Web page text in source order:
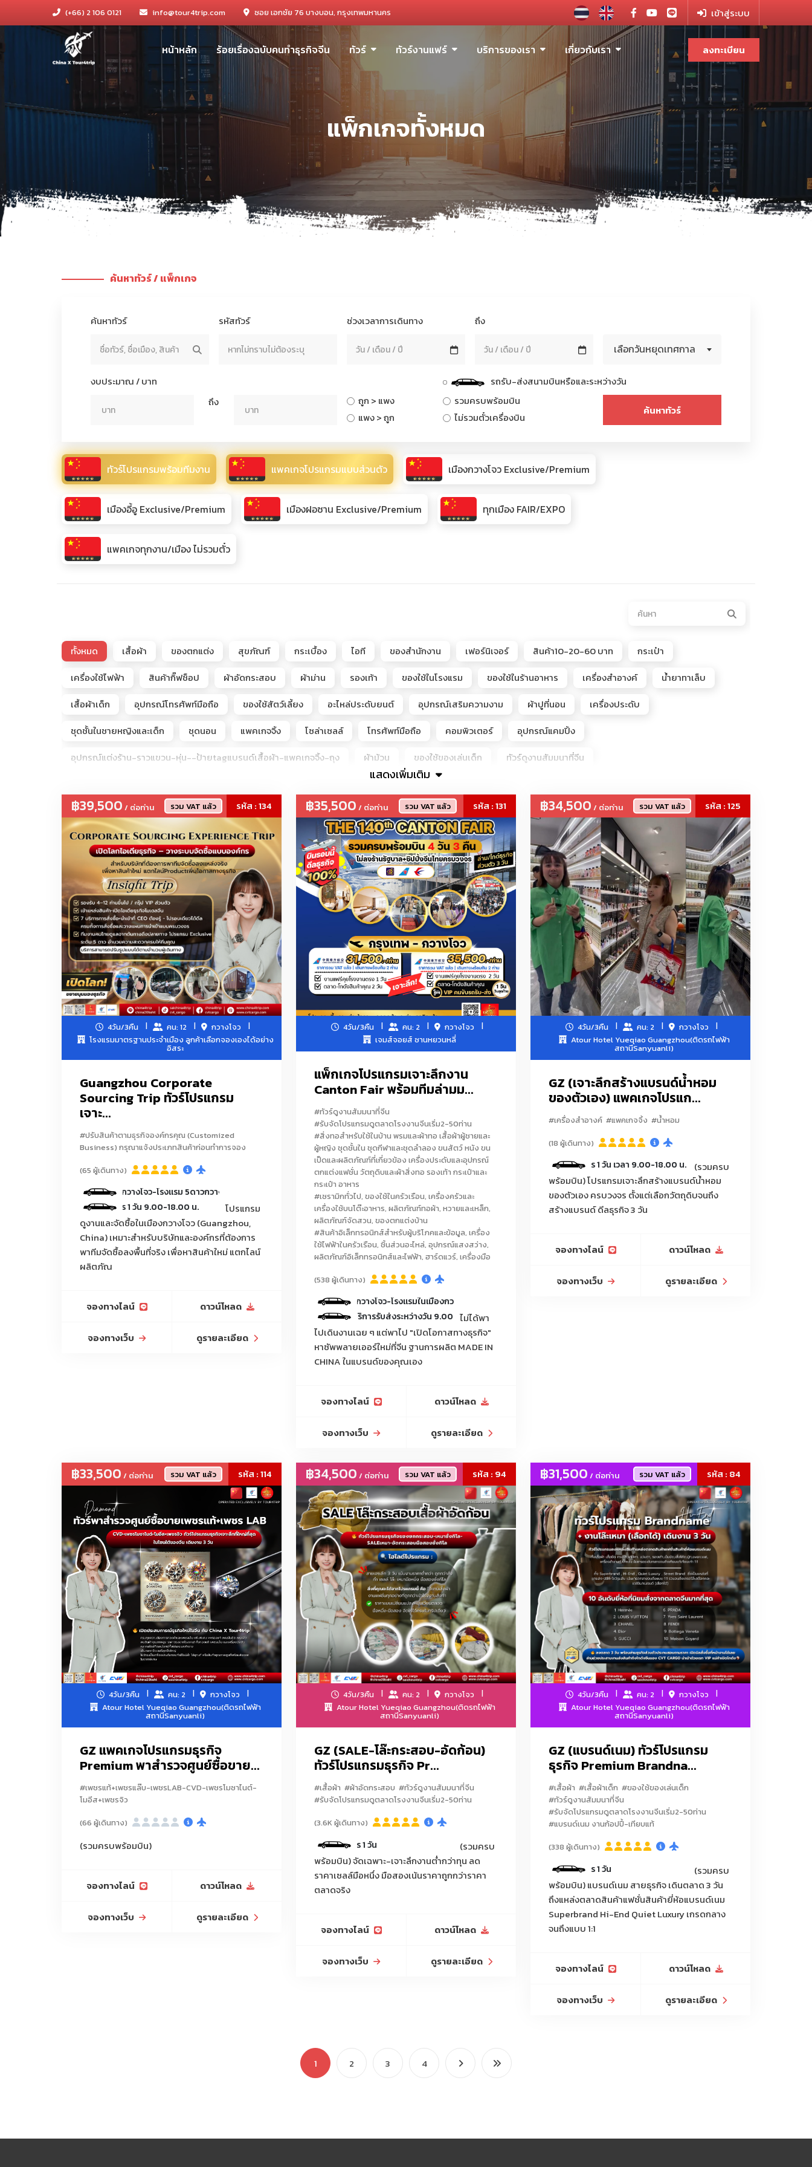
(+66) 2 106 0121 info@tour4trip.com ซอย เอกชัย 76 บางบอน, กรุงเทพมหานคร เข้าสู่ระบบ
หน้าหลัก ร้อยเรื่องฉบับคนทำธุรกิจจีน ทัวร์ ทัวร์งานแฟร์ บริการของเรา เกี่ยวกับเรา ลงทะเบียน
แพ็กเกจทั้งหมด
ค้นหาทัวร์ / แพ็กเกจ
ค้นหาทัวร์ รหัสทัวร์ ช่วงเวลาการเดินทาง ถึง
เลือกวันหยุดเทศกาล
งบประมาณ / บาท
ถึง
ถูก > แพง
แพง > ถูก
รถรับ-ส่งสนามบินหรือและระหว่างวัน
รวมครบพร้อมบิน
ไม่รวมตั๋วเครื่องบิน
ทัวร์โปรแกรมพร้อมทีมงาน แพคเกจโปรแกรมแบบส่วนตัว เมืองกวางโจว Exclusive/Premium
เมืองอี้อู Exclusive/Premium เมืองฝอซาน Exclusive/Premium ทุกเมือง FAIR/EXPO
แพคเกจทุกงาน/เมือง ไม่รวมตั๋ว
ทั้งหมด เสื้อผ้า ของตกแต่ง สุขภัณฑ์ กระเบื้อง ไอที ของสำนักงาน เฟอร์นิเจอร์ สินค้า10-20-60 บาท
กระเป๋า
เครื่องใช้ไฟฟ้า
สินค้ากิ๊ฟช็อป ผ้าอัดกระสอบ ผ้าม่าน รองเท้า ของใช้ในโรงแรม ของใช้ในร้านอาหาร เครื่องสำอางค์
น้ำยาทาเล็บ
เสื้อผ้าเด็ก
อุปกรณ์โทรศัพท์มือถือ ของใช้สัตว์เลี้ยง อะไหล่ประดับยนต์ อุปกรณ์เสริมความงาม ผ้าปูที่นอน
เครื่องประดับ
ชุดชั้นในชายหญิงและเด็ก
ชุดนอน แพคเกจจิ้ง โซล่าเซลล์ โทรศัพท์มือถือ คอมพิวเตอร์
อุปกรณ์แคมปิ้ง
อุปกรณ์แต่งร้าน-ราวแขวน-หุ่น--ป้ายtagแบรนด์เสื้อผ้า-แพคเกจจิ้ง-ถุง
ผ้าม้วน ของใช้ของเล่นเด็ก
ทัวร์ดูงานสัมมนาที่จีน
โกดังลับARTTOY (ขายถูกกว่าช้อป)
เพชรแท้+เพชรแล๊บ-เพชรLAB-CVD-เพชรโมซาไนต์-โมอีส+เพชรจิว
สิ่งทอสำหรับใช้ในบ้าน พรมและผ้าทอ เสื้อผ้าผู้ชายและผู้หญิง ชุดชั้นใน ชุดกีฬาและชุดลำลอง ขนสัตว์ หนัง ขนเป็ดและผลิตภัณฑ์ที่เกี่ยวข้อง เครื่องประดับและอุปกรณ์ตกแต่งแฟชั่น
วัตถุดิบและผ้าสิ่งทอ รองเท้า กระเป๋าและกระเป๋า อาหาร
ผลิตภัณฑ์กีฬา การเดินทางและสันทนาการ ยา ผลิตภัณฑ์เพื่อสุขภาพและอุปกรณ์การแพทย์ ผลิตภัณฑ์และอาหารสำหรับสัตว์เลี้ยง เครื่องใช้ในห้องน้ำ ผลิตภัณฑ์ดูแลส่วนบุคคล เครื่องใช้
สำนักงาน ของเล่น เสื้อผ้าเด็ก ผลิตภัณฑ์สำหรับเด็ก ทารกและคุณแม่
เซรามิกทั่วไป, ของใช้ในครัวเรือน, เครื่องครัวและเครื่องใช้บนโต๊ะอาหาร, ผลิตภัณฑ์ทอผ้า, หวายและเหล็ก, ผลิตภัณฑ์จัดสวน, ของตกแต่งบ้าน
สินค้าเทศกาล, ของขวัญและของสมนาคุณ, เครื่องแก้วศิลปะ, เซรามิกศิลปะ, นาฬิกา, นาฬิกาข้อมือและเครื่องมือออปติก, วัสดุก่อสร้างและตกแต่ง, อุปกรณ์สุขภัณฑ์และห้องน้ำ,
เฟอร์นิเจอร์
สินค้าอิเล็กทรอนิกส์สำหรับผู้บริโภคและข้อมูล, เครื่องใช้ไฟฟ้าในครัวเรือน, ชิ้นส่วนอะไหล่, อุปกรณ์แสงสว่าง, ผลิตภัณฑ์อิเล็กทรอนิกส์และไฟฟ้า, ฮาร์ดแวร์, เครื่องมือ
เสื้อผ้าK-Fashion โอปป้า
เครื่องครัวพลาสติก ของตกแต่งบ้าน
เครื่องสำอาง-สกินแคร์
เครื่องมือช่าง OEM Hardware / ไขควง/คีมตัด/คีมล็อค/คีมปากจิ้งจก/ประแจ/ชุดบล็อก/ค้อน/เลื่อยมือ/คัตเตอร์/ตลับเมตร/ระดับน้ำ/กรรไกรตัดเหล็ก/ชุดดอกสว่าน/กาวร้อน/กาวอีพ็
อกซี่ และอื่นๆในหมวด
ทรายแมว/กระเป๋าเดินทาง/แพคเกจจิ้งDelivery Food/สกินแคร์-เครื่องสำอาง/ขนตาปลอม/เครื่องมือช่าง/อะไหล่ตกแต่งเสื้อผ้า-กระเป๋า-รองเท้าและของตกแต่งทุกชนิด/ไหมพรม/ร่ม
ทุกประเภท/ถุงเท้า/รองเท้า
แหล่งกระเป๋าราคาถูกตามเวบไซส์จีน Taobao 1688 Alibaba Pinduoduo
เมืองโรงงานรองเท้า ชุดนอน-ชุดชั้นใน แพคเกจจิ้งครบวงจร
น้ำหอม
ของใช้สัตว์เลี้ยง/ชามอาหารสัตว์/ขวดน้ำสัตว์เลี้ยง/กรงสัตว์เล็ก/สายจูงสุนัข/ปลอกคอสัตว์เลี้ยง/ที่นอนสัตว์เลี้ยง/ของเล่นสัตว์เลี้ยง/แปรงขนสัตว์/กระบะทรายแมว/ที่ลับเล็บแมว/ถุง
เก็บมูลสัตว์เลี้ยง/กระเป๋าใส่สัตว์เลี้ยง/เสื้อผ้าสัตว์เลี้ยง/อาหารเม็ดสัตว์เลี้ยง/ข
เครื่องเขียน/ปากกาลูกลื่นแฟนซี/สมุดโน้ตแฟนซี/สติ๊กเกอร์/เทปกาวลายการ์ตูน/แฟ้ม/คลิปหนีบกระดาษ/ดินสอไม้/ดินสอกด/ไฮไลท์/ยางลบ/กบเหลาดินสอ/กล่องดินสอ/กระเป๋าใส่
เครื่องเขียน/สมุดวาดภาพ/สเก็ตช์บุ๊ก/ชุดเครื่องเขียนเป็นเซ็ต
เครื่องมือของใช้การเกษตร/บัวรดน้ำ/สายยาง/ข้อต่อสายยาง/บัวสเปรย์/ถังพ่นยา/กรรไกรตัดกิ่ง/เลื่อยตัดกิ่ง/ถุงมือทำสวน/ตาข่ายกันแมลง/เชือกฟาง/พลาสติกคลุมดิน/กระถาง
พลาสติก/กระถางดินเผา/เครื่องพรวนดินมือ/เสียม/จอบ/บัวรดน้ำต้นไม้แบบกด/ขวดพ่นละอองน้ำ/กระติกน้ำเกษตร
ปรับสินค้าตามธุรกิจองค์กรคุณ (Customized Business) กรุณาแจ้งประเภทสินค้าก่อนทำการจอง
เฟอร์นิเจอร์จีน, เฟอร์นิเจอร์หรู, เฟอร์นิเจอร์โครงการ, เฟอร์นิเจอร์ตกแต่งบ้าน, เฟอร์นิเจอร์โรงแรม, เฟอร์นิเจอร์รีสอร์ท, เฟอร์นิเจอร์ออฟฟิศ, เฟอร์นิเจอร์ร้านกาแฟ, โซฟา, โต๊ะกินข้าว,
โต๊ะกลาง, เก้าอี้, เตียงนอน, ตู้เสื้อผ้า, เฟอร์นิเจอร์บิวท์อิน, เคาน์เตอร์
โคมไฟจีน, โคมไฟหรู, โคมไฟแชนเดอเรีย, โคมไฟตกแต่งบ้าน, โคมไฟโรงแรม, โคมไฟรีสอร์ท, โคมไฟเพดาน, โคมไฟติดผนัง, โคมไฟตั้งพื้น, โคมไฟตั้งโต๊ะ, โคมไฟระย้า, โคมไฟโมเดิร์น,
โคมไฟวินเทจ, โคมไฟคริสตัล, โคมไฟLED, ดาวน์ไลท์, โคมไฟโครงการ, ไฟสนาม, ไฟตกแต่งภายนอก, โคมไฟ
แสดงเพิ่มเติม
฿39,500 / ต่อท่าน รวม VAT แล้ว รหัส : 134
4วัน/3คืน คน: 12
กวางโจว
โรงแรมมาตรฐานประจำเมือง ลูกค้าเลือกจองเองได้อย่าง
อิสระ
Guangzhou Corporate
Sourcing Trip ทัวร์โปรแกรม
เจาะ...
#ปรับสินค้าตามธุรกิจองค์กรคุณ (Customized
Business) กรุณาแจ้งประเภทสินค้าก่อนทำการจอง
(65 ผู้เดินทาง)
รถ ระหว่างสนามบินกวางโจว-โรงแรม 5ดาวกวางโจวรวม 2 เที่ยว และ รถรับส่งระหว่างวันตามโปรแกรมที่กำหนด
คนขับรถรับ-ส่งบริการ 1 วัน 9.00-18.00 น.
โปรแกรม
ดูงานและจัดซื้อในเมืองกวางโจว (Guangzhou,
China) เหมาะสำหรับบริษัทและองค์กรที่ต้องการ
พาทีมจัดซื้อลงพื้นที่จริง เพื่อหาสินค้าใหม่ แตกไลน์
ผลิตภัณ
จองทางไลน์ ดาวน์โหลด
จองทางเว็บ ดูรายละเอียด
฿35,500 / ต่อท่าน รวม VAT แล้ว รหัส : 131
4วัน/3คืน คน: 2
กวางโจว
เจมส์จอยส์ ซานหยวนหลี่
แพ็กเกจโปรแกรมเจาะลึกงาน
Canton Fair พร้อมทีมล่ามม...
#ทัวร์ดูงานสัมมนาที่จีน
#รับจัดโปรแกรมดูตลาดโรงงานจีนเริ่ม2-50ท่าน
#สิ่งทอสำหรับใช้ในบ้าน พรมและผ้าทอ เสื้อผ้าผู้ชายและ
ผู้หญิง ชุดชั้นใน ชุดกีฬาและชุดลำลอง ขนสัตว์ หนัง ขน
เป็ดและผลิตภัณฑ์ที่เกี่ยวข้อง เครื่องประดับและอุปกรณ์
ตกแต่งแฟชั่น วัตถุดิบและผ้าสิ่งทอ รองเท้า กระเป๋าและ
กระเป๋า อาหาร
#เซรามิกทั่วไป, ของใช้ในครัวเรือน, เครื่องครัวและ
เครื่องใช้บนโต๊ะอาหาร, ผลิตภัณฑ์ทอผ้า, หวายและเหล็ก,
ผลิตภัณฑ์จัดสวน, ของตกแต่งบ้าน
#สินค้าอิเล็กทรอนิกส์สำหรับผู้บริโภคและข้อมูล, เครื่อง
ใช้ไฟฟ้าในครัวเรือน, ชิ้นส่วนอะไหล่, อุปกรณ์แสงสว่าง,
ผลิตภัณฑ์อิเล็กทรอนิกส์และไฟฟ้า, ฮาร์ดแวร์, เครื่องมือ
(538 ผู้เดินทาง)
บริการรถลีมูซีนพร้อมคนขับรถ ระหว่างสนามบินกวางโจว-โรงแรมในเมืองกวางโจว
วันที่3 ของวันที่เดินงานกับล่าม/ไกด์ มีคนขับรถบริการรับส่งระหว่างวัน 9.00-17.00 น. ในเมืองกวางโจวระยะทางไม่เกิน 100กิโลเมตร
ไม่ได้พา
ไปเดินงานเฉย ๆ แต่พาไป "เปิดโอกาสทางธุรกิจ"
หาซัพพลายเออร์ใหม่ที่จีน ฐานการผลิต MADE IN
CHINA ในแบรนด์ของคุณเอง
จองทางไลน์ ดาวน์โหลด
จองทางเว็บ ดูรายละเอียด
฿34,500 / ต่อท่าน รวม VAT แล้ว รหัส : 125
4วัน/3คืน คน: 2
กวางโจว
Atour Hotel Yueqiao Guangzhou(ติดรถไฟฟ้า
สถานีSanyuanli)
GZ (เจาะลึกสร้างแบรนด์น้ำหอม
ของตัวเอง) แพคเกจโปรแก...
#เครื่องสำอางค์ #แพคเกจจิ้ง #น้ำหอม
(18 ผู้เดินทาง)
วันที่สองของการดีลงานมีคนขับรถรับ-ส่งบริการ 1 วัน เวลา 9.00-18.00 น.
(รวมครบ
พร้อมบิน) โปรแกรมเจาะลึกสร้างแบรนด์น้ำหอม
ของตัวเอง ครบวงจร ตั้งแต่เลือกวัตถุดิบจนถึง
สร้างแบรนด์ ดีลธุรกิจ 3 วัน
จองทางไลน์ ดาวน์โหลด
จองทางเว็บ ดูรายละเอียด
฿33,500 / ต่อท่าน รวม VAT แล้ว รหัส : 114
4วัน/3คืน คน: 2
กวางโจว
Atour Hotel Yueqiao Guangzhou(ติดรถไฟฟ้า
สถานีSanyuanli)
GZ แพคเกจโปรแกรมธุรกิจ
Premium พาสำรวจศูนย์ซื้อขาย...
#เพชรแท้+เพชรแล๊บ-เพชรLAB-CVD-เพชรโมซาไนต์-
โมอีส+เพชรจิว
(66 ผู้เดินทาง)
(รวมครบพร้อมบิน)
จองทางไลน์ ดาวน์โหลด
จองทางเว็บ ดูรายละเอียด
฿34,500 / ต่อท่าน รวม VAT แล้ว รหัส : 94
4วัน/3คืน คน: 2
กวางโจว
Atour Hotel Yueqiao Guangzhou(ติดรถไฟฟ้า
สถานีSanyuanli)
GZ (SALE-โล๊ะกระสอบ-อัดก้อน)
ทัวร์โปรแกรมธุรกิจ Pr...
#เสื้อผ้า #ผ้าอัดกระสอบ #ทัวร์ดูงานสัมมนาที่จีน
#รับจัดโปรแกรมดูตลาดโรงงานจีนเริ่ม2-50ท่าน
(3.6K ผู้เดินทาง)
วันที่สองของการดีลงานมีคนขับรถรับ-ส่งบริการ 1 วัน
(รวมครบ
พร้อมบิน) จัดเฉพาะ-เจาะลึกงานต่ำกว่าทุน ลด
ราคาเซลล์มือหนึ่ง มือสองเน้นราคาถูกกว่าราคา
ตลาดจริง
จองทางไลน์ ดาวน์โหลด
จองทางเว็บ ดูรายละเอียด
฿31,500 / ต่อท่าน รวม VAT แล้ว รหัส : 84
4วัน/3คืน คน: 2
กวางโจว
Atour Hotel Yueqiao Guangzhou(ติดรถไฟฟ้า
สถานีSanyuanli)
GZ (แบรนด์เนม) ทัวร์โปรแกรม
ธุรกิจ Premium Brandna...
#เสื้อผ้า #เสื้อผ้าเด็ก #ของใช้ของเล่นเด็ก
#ทัวร์ดูงานสัมมนาที่จีน
#รับจัดโปรแกรมดูตลาดโรงงานจีนเริ่ม2-50ท่าน
#แบรนด์เนม งานก้อปปี้-เทียบแท้
(338 ผู้เดินทาง)
วันที่สองของการดีลงานมีคนขับรถรับ-
(รวมครบ
พร้อมบิน) แบรนด์เนม สายธุรกิจ เดินตลาด 3 วัน
ถึงแหล่งตลาดสินค้าแฟชั่นสินค้ายี่ห้อแบรนด์เนม
Superbrand Hi-End Quiet Luxury เกรดกลาง
จนถึงแบบ 1:1
จองทางไลน์ ดาวน์โหลด
จองทางเว็บ ดูรายละเอียด
1 2 3 4